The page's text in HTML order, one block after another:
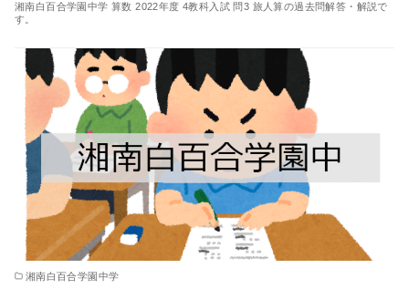
湘南白百合学園中学 算数 2022年度 4教科入試 問3 旅人算の過去問解答・解説で
す。
湘南白百合学園中学